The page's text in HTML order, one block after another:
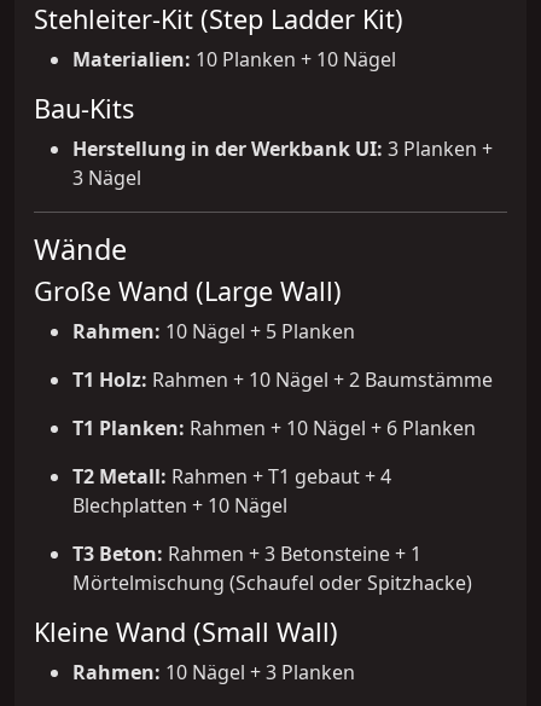
Stehleiter-Kit (Step Ladder Kit)
Materialien: 10 Planken + 10 Nägel
Bau-Kits
Herstellung in der Werkbank UI: 3 Planken +
3 Nägel
Wände
Große Wand (Large Wall)
Rahmen: 10 Nägel + 5 Planken
T1 Holz: Rahmen + 10 Nägel + 2 Baumstämme
T1 Planken: Rahmen + 10 Nägel + 6 Planken
T2 Metall: Rahmen + T1 gebaut + 4
Blechplatten + 10 Nägel
T3 Beton: Rahmen + 3 Betonsteine + 1
Mörtelmischung (Schaufel oder Spitzhacke)
Kleine Wand (Small Wall)
Rahmen: 10 Nägel + 3 Planken